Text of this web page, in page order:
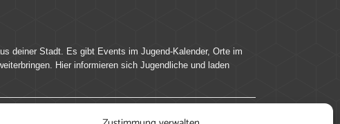
deiner Stadt. Es gibt Events im Jugend-Kalender, Orte im
Hier informieren sich Jugendliche und laden